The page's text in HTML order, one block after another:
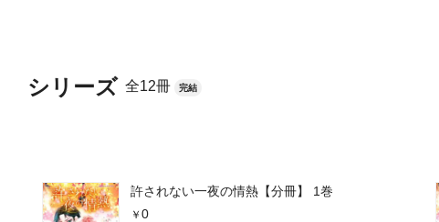
シリーズ 全12冊 完結
許されない一夜の情熱【分冊】 1巻
0